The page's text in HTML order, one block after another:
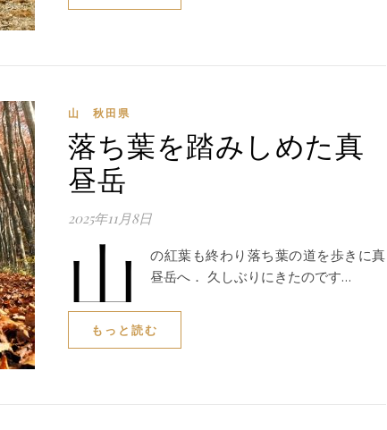
山 秋田県
落ち葉を踏みしめた真
昼岳
2025年11月8日
山
の紅葉も終わり落ち葉の道を歩きに真
昼岳へ． 久しぶりにきたのです…
もっと読む